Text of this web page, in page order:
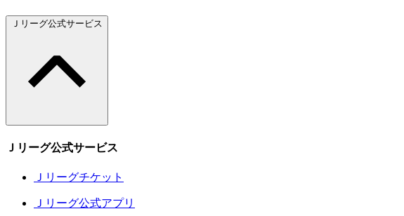
Ｊリーグ公式サービス
Ｊリーグ公式サービス
Ｊリーグチケット
Ｊリーグ公式アプリ